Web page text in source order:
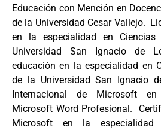
Educación con Mención en
de la Universidad Cesar Vallejo.
en la especialidad en
Universidad San Ignacio de
educación en la especialidad en
de la Universidad San Ignacio
Internacional de Microsoft
Microsoft Word Profesional.
Microsoft en la especialidad